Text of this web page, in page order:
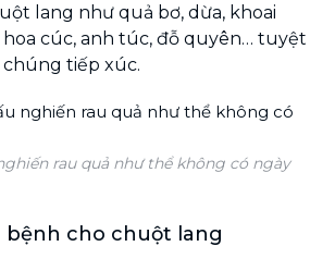
lang như quả bơ, dừa, khoai
hoa cúc, anh túc, đỗ quyên… tuyệt
tiếp xúc.
rau quả như thể không có ngày
bệnh cho chuột lang